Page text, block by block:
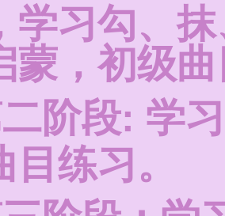
学习勾、
蒙，初级
阶段: 学
练习。